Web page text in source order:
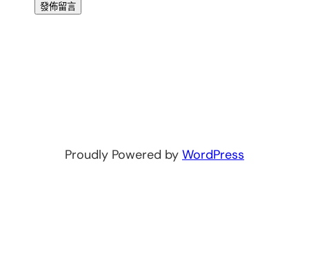
Proudly Powered by WordPress